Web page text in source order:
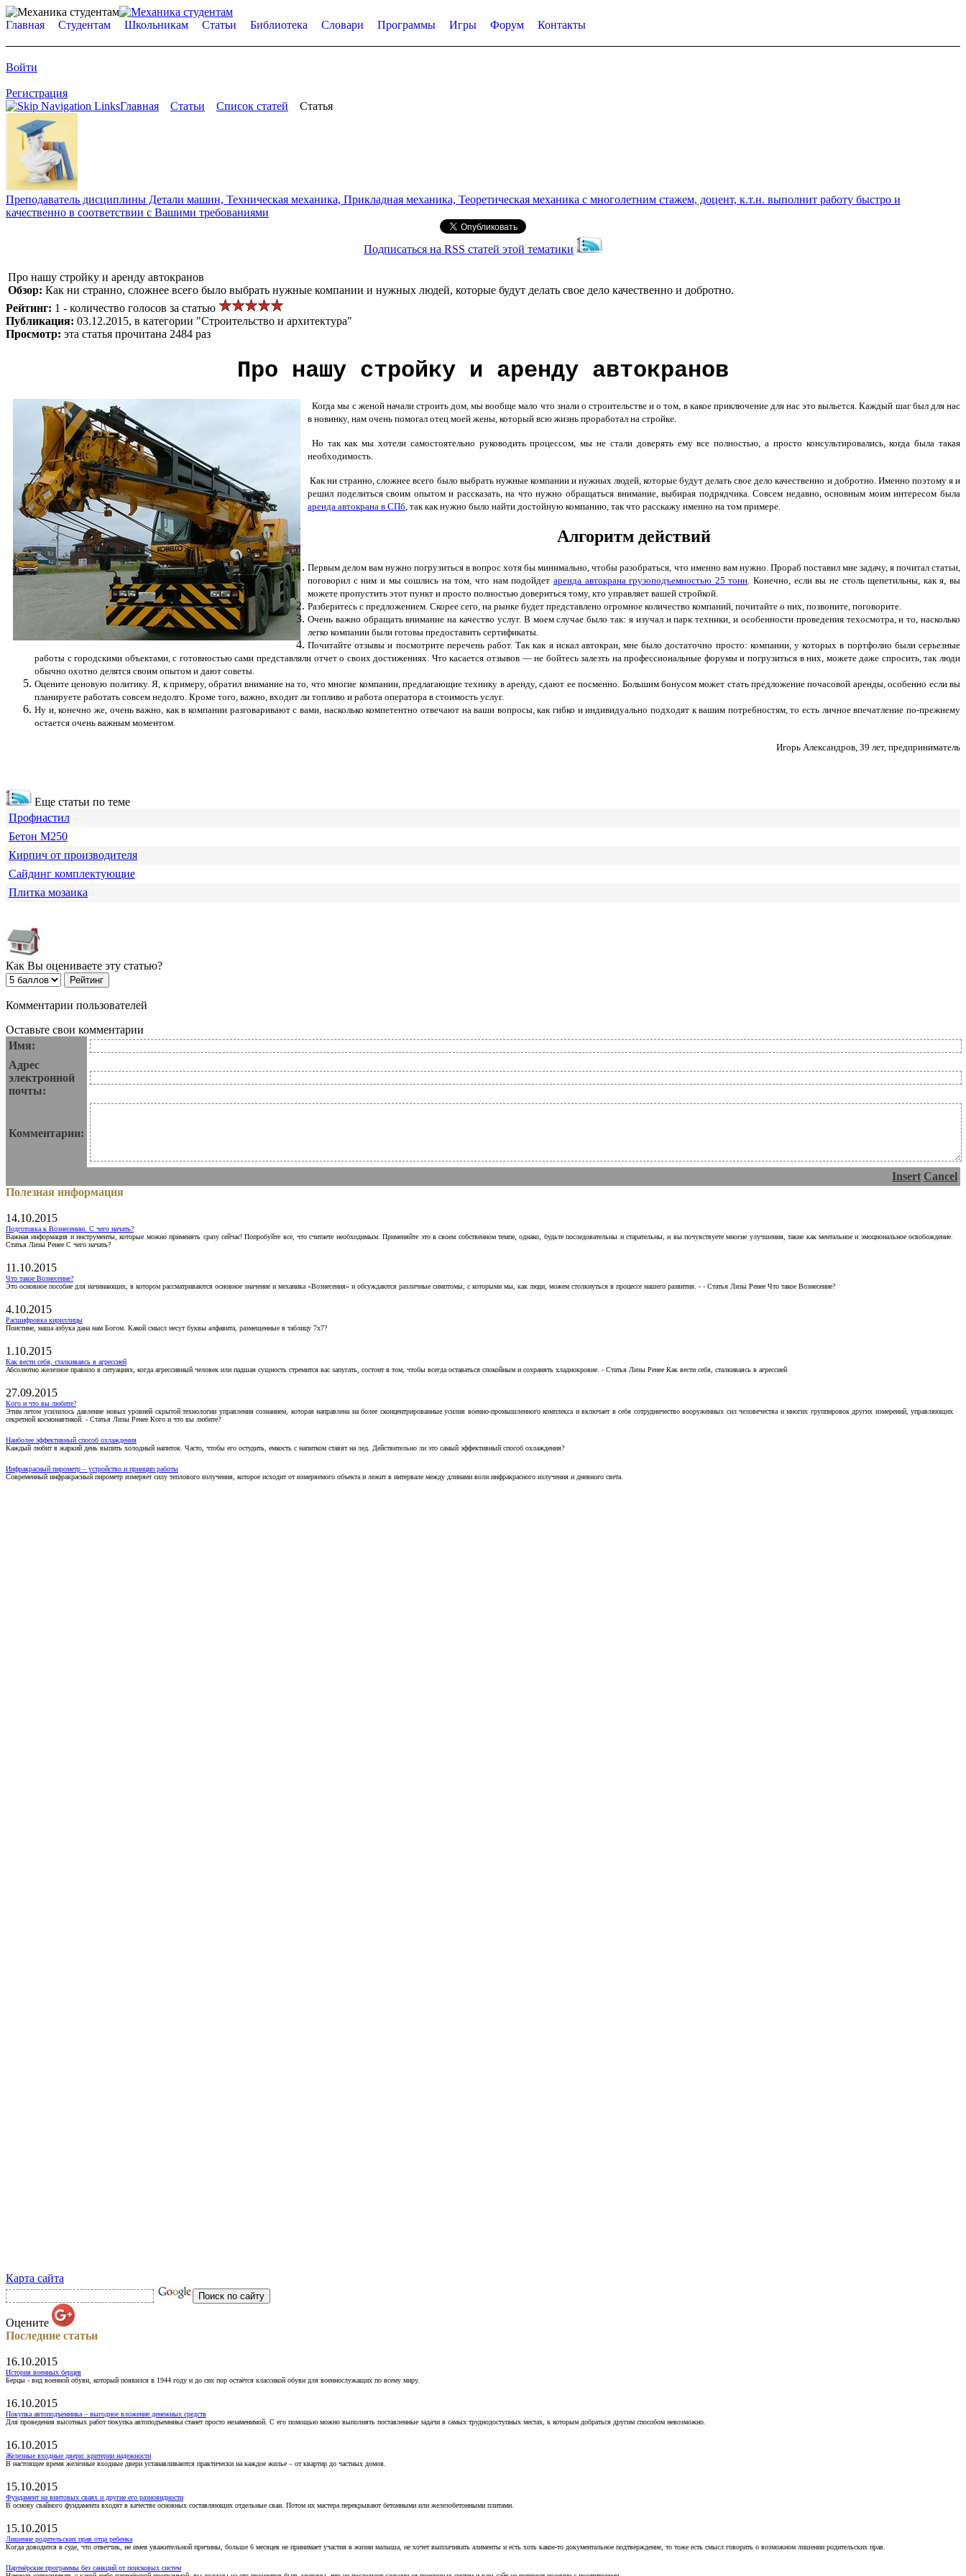
Главная Студентам Школьникам Статьи Библиотека Словари Программы Игры Форум Контакты
Войти
Регистрация
Главная
Статьи Список статей Статья
Преподаватель дисциплины Детали машин, Техническая механика, Прикладная механика, Теоретическая механика с многолетним стажем, доцент, к.т.н. выполнит работу быстро и
качественно в соответствии с Вашими требованиями
Подписаться на RSS статей этой тематики
Про нашу стройку и аренду автокранов
Обзор: Как ни странно, сложнее всего было выбрать нужные компании и нужных людей, которые будут делать свое дело качественно и добротно.
Рейтинг: 1 - количество голосов за статью
Публикация: 03.12.2015, в категории "Строительство и архитектура"
Просмотр: эта статья прочитана 2484 раз
Про нашу стройку и аренду автокранов
Когда мы с женой начали строить дом, мы вообще мало что знали о строительстве и о том, в какое приключение для нас это выльется. Каждый шаг был для нас
в новинку, нам очень помогал отец моей жены, который всю жизнь проработал на стройке.
Но так как мы хотели самостоятельно руководить процессом, мы не стали доверять ему все полностью, а просто консультировались, когда была такая
необходимость.
Как ни странно, сложнее всего было выбрать нужные компании и нужных людей, которые будут делать свое дело качественно и добротно. Именно поэтому я и
решил поделиться своим опытом и рассказать, на что нужно обращаться внимание, выбирая подрядчика. Совсем недавно, основным моим интересом была
аренда автокрана в СПб, так как нужно было найти достойную компанию, так что расскажу именно на том примере.
Алгоритм действий
Первым делом вам нужно погрузиться в вопрос хотя бы минимально, чтобы разобраться, что именно вам нужно. Прораб поставил мне задачу, я почитал статьи,
поговорил с ним и мы сошлись на том, что нам подойдет аренда автокрана грузоподъемностью 25 тонн. Конечно, если вы не столь щепетильны, как я, вы
можете пропустить этот пункт и просто полностью довериться тому, кто управляет вашей стройкой.
Разберитесь с предложением. Скорее сего, на рынке будет представлено огромное количество компаний, почитайте о них, позвоните, поговорите.
Очень важно обращать внимание на качество услуг. В моем случае было так: я изучал и парк техники, и особенности проведения техосмотра, и то, насколько
легко компании были готовы предоставить сертификаты.
Почитайте отзывы и посмотрите перечень работ. Так как я искал автокран, мне было достаточно просто: компании, у которых в портфолио были серьезные
работы с городскими объектами, с готовностью сами представляли отчет о своих достижениях. Что касается отзывов — не бойтесь залезть на профессиональные форумы и погрузиться в них, можете даже спросить, так люди
обычно охотно делятся своим опытом и дают советы.
Оцените ценовую политику. Я, к примеру, обратил внимание на то, что многие компании, предлагающие технику в аренду, сдают ее посменно. Большим бонусом может стать предложение почасовой аренды, особенно если вы
планируете работать совсем недолго. Кроме того, важно, входит ли топливо и работа оператора в стоимость услуг.
Ну и, конечно же, очень важно, как в компании разговаривают с вами, насколько компетентно отвечают на ваши вопросы, как гибко и индивидуально подходят к вашим потребностям, то есть личное впечатление по-прежнему
остается очень важным моментом.
Игорь Александров, 39 лет, предприниматель
Еще статьи по теме
Профнастил
Бетон М250
Кирпич от производителя
Сайдинг комплектующие
Плитка мозаика
Как Вы оцениваете эту статью?
Комментарии пользователей
Оставьте свои комментарии
Имя:
Адрес
электронной
почты:
Комментарии:
Insert Cancel
Полезная информация
14.10.2015
Подготовка к Вознесению. С чего начать?
Важная информация и инструменты, которые можно применять сразу сейчас! Попробуйте все, что считаете необходимым. Применяйте это в своем собственном темпе, однако, будьте последовательны и старательны, и вы почувствуете многие улучшения, такие как ментальное и эмоциональное освобождение.
Статья Лизы Ренее С чего начать?
11.10.2015
Что такое Вознесение?
Это основное пособие для начинающих, в котором рассматриваются основное значение и механика «Вознесения» и обсуждаются различные симптомы, с которыми мы, как люди, можем столкнуться в процессе нашего развития. - - Статья Лизы Ренее Что такое Вознесение?
4.10.2015
Расшифровка кириллицы
Поистине, наша азбука дана нам Богом. Какой смысл несут буквы алфавита, размещенные в таблицу 7х7?
1.10.2015
Как вести себя, сталкиваясь в агрессией
Абсолютно железное правило в ситуациях, когда агрессивный человек или падшая сущность стремится вас запугать, состоит в том, чтобы всегда оставаться спокойным и сохранять хладнокровие. - Статья Лизы Ренее Как вести себя, сталкиваясь в агрессией
27.09.2015
Кого и что вы любите?
Этим летом усилилось давление новых уровней скрытой технологии управления сознанием, которая направлена на более сконцентрированные усилия военно-промышленного комплекса и включает в себя сотрудничество вооруженных сил человечества и многих группировок других измерений, управляющих
секретной космонавтикой. - Статья Лизы Ренее Кого и что вы любите?
Наиболее эффективный способ охлаждения
Каждый любит в жаркий день выпить холодный напиток. Часто, чтобы его остудить, емкость с напитком ставят на лед. Действительно ли это самый эффективный способ охлаждения?
Инфракрасный пирометр – устройство и принцип работы
Современный инфракрасный пирометр измеряет силу теплового излучения, которое исходит от измеряемого объекта и лежит в интервале между длинами волн инфракрасного излучения и дневного света.
Карта сайта
Оцените
Последние статьи
16.10.2015
История военных берцев
Берцы - вид военной обуви, который появился в 1944 году и до сих пор остаётся классикой обуви для военнослужащих по всему миру.
16.10.2015
Покупка автоподъемника – выгодное вложение денежных средств
Для проведения высотных работ покупка автоподъемника станет просто незаменимой. С его помощью можно выполнять поставленные задачи в самых труднодоступных местах, к которым добраться другим способом невозможно.
16.10.2015
Железные входные двери: критерии надежности
В настоящее время железные входные двери устанавливаются практически на каждое жилье – от квартир до частных домов.
15.10.2015
Фундамент на винтовых сваях и другие его разновидности
В основу свайного фундамента входят в качестве основных составляющих отдельные сваи. Потом их мастера перекрывают бетонными или железобетонными плитами.
15.10.2015
Лишение родительских прав отца ребенка
Когда доводится в суде, что ответчик, не имея уважительной причины, больше 6 месяцев не принимает участия в жизни малыша, не хочет выплачивать алименты и есть хоть какое-то документальное подтверждение, то тоже есть смысл говорить о возможном лишении родительских прав.
Партнёрские программы без санкций от поисковых систем